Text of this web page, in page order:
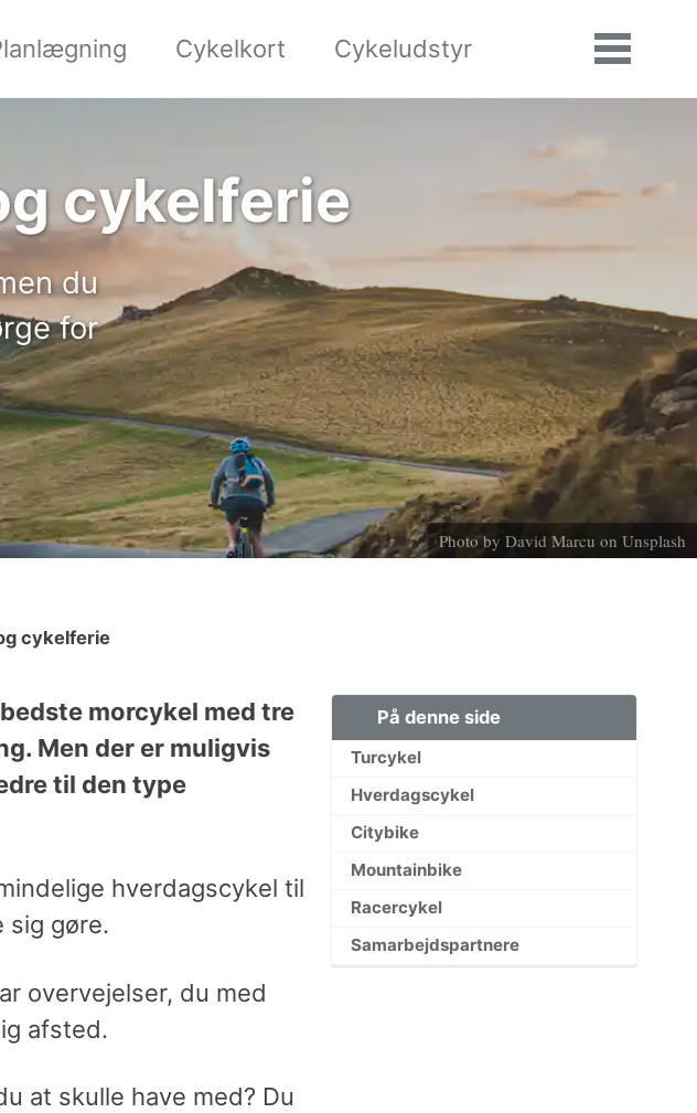
Cykelkort Cykeludstyr
SøgningVis/
cykelferie
du
for
Photo by David Marcu on Unsplash
cykelferie
På denne side
Turcykel
Hverdagscykel
Citybike
Mountainbike
Racercykel
Samarbejdspartnere
morcykel med tre
Men der er muligvis
til den type
hverdagscykel til
sig gøre.
overvejelser, du med
afsted.
at skulle have med? Du